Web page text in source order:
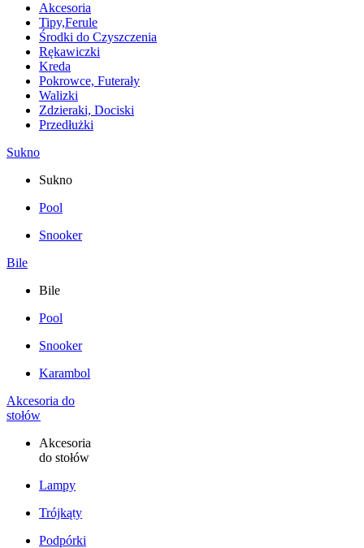
Akcesoria
Tipy,Ferule
Środki do Czyszczenia
Rękawiczki
Kreda
Pokrowce, Futerały
Walizki
Zdzieraki, Dociski
Przedłużki
Sukno
Sukno
Pool
Snooker
Bile
Bile
Pool
Snooker
Karambol
Akcesoria do
stołów
Akcesoria
do stołów
Lampy
Trójkąty
Podpórki